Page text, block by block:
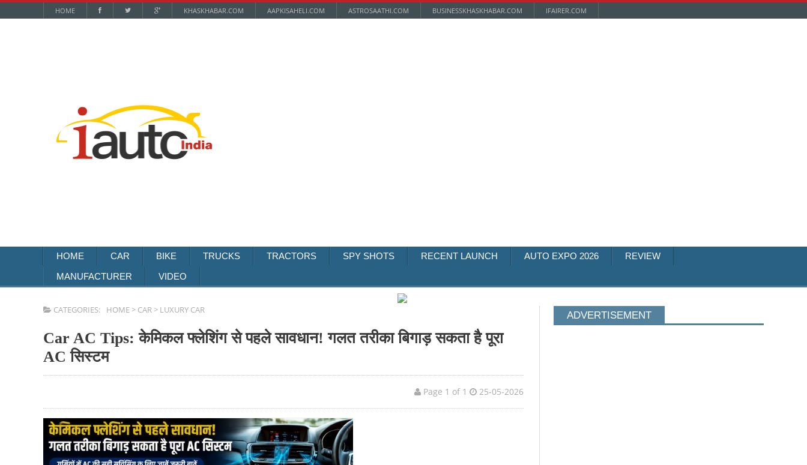
HOME KHASKHABAR.COM AAPKISAHELI.COM ASTROSAATHI.COM BUSINESSKHASKHABAR.COM IFAIRER.COM
HOME CAR BIKE TRUCKS TRACTORS SPY SHOTS RECENT LAUNCH AUTO EXPO 2026
REVIEW
MANUFACTURER
VIDEO
CATEGORIES: HOME> CAR> LUXURY CAR
Car AC Tips: केमिकल फ्लेशिंग से पहले सावधान! गलत तरीका बिगाड़ सकता है पूरा
AC सिस्टम
Page 1 of 1 25-05-2026
ADVERTISEMENT